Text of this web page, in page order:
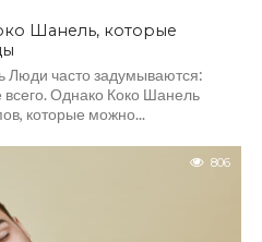
Шанель, которые
Люди часто задумываются:
всего. Однако Коко Шанель
которые можно...
806